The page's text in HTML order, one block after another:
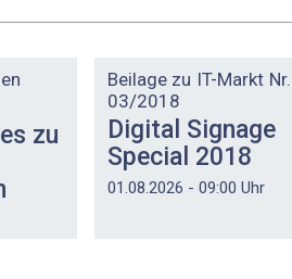
zu
Beilage zu IT-Markt Nr.
03/2018
Digital Signage
Special 2018
01.08.2026 - 09:00 Uhr